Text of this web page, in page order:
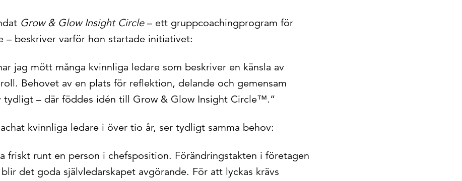
Grow & Glow Insight Circle– ett gruppcoachingprogram för
– beskriver varför hon startade initiativet:
jag mött många kvinnliga ledare som beskriver en känsla av
Behovet av en plats för reflektion, delande och gemensam
tydligt – där föddes idén till Grow & Glow Insight Circle™.”
kvinnliga ledare i över tio år, ser tydligt samma behov:
friskt runt en person i chefsposition. Förändringstakten i företagen
det goda självledarskapet avgörande. För att lyckas krävs